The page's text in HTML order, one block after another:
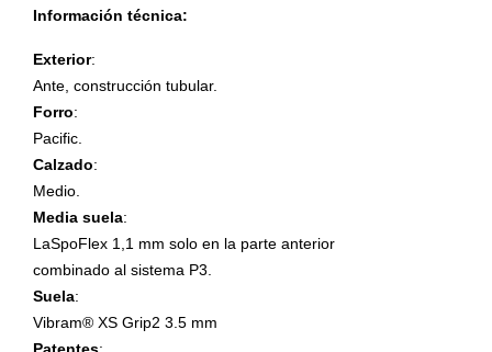
Información técnica:
Exterior:
Ante, construcción tubular.
Forro:
Pacific.
Calzado:
Medio.
Media suela:
LaSpoFlex 1,1 mm solo en la parte anterior
combinado al sistema P3.
Suela:
Vibram® XS Grip2 3.5 mm